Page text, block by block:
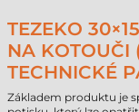
TEZEKO
NA KOTOUČI
TECHNICKÉ
Základem produktu je